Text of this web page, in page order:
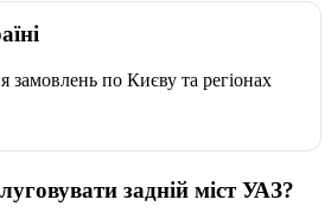
замовлень по Києву та регіонах
задній міст УАЗ?